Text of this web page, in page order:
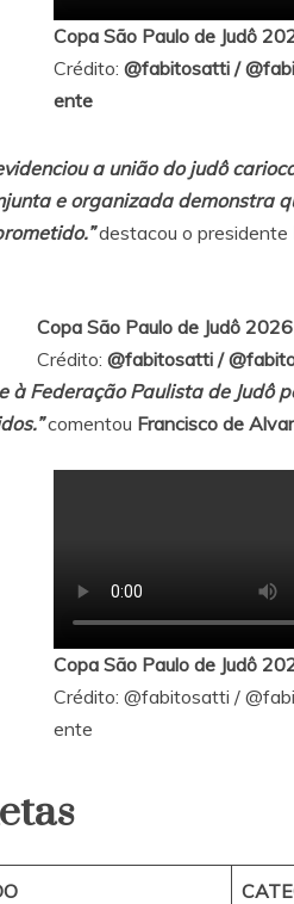
Copa São Paulo de Judô
Crédito: @fabitosatti /
ente
a união do judô
e organizada demonstra
destacou o presidente
Copa São Paulo de Judô 2026
Crédito: @fabitosatti /
à Federação Paulista de
comentou Francisco de
Copa São Paulo de Judô
Crédito: @fabitosatti /
ente